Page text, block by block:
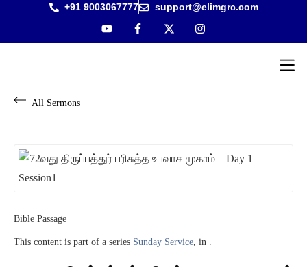
+91 9003067777 support@elimgrc.com
All Sermons
Bible Passage
This content is part of a series Sunday Service , in .